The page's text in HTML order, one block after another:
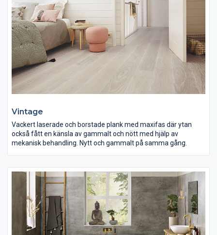
Vintage
Vackert laserade och borstade plank med maxifas där ytan
också fått en känsla av gammalt och nött med hjälp av
mekanisk behandling. Nytt och gammalt på samma gång.